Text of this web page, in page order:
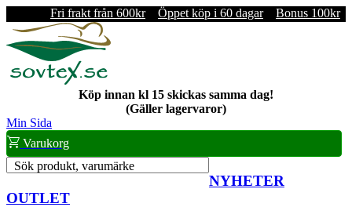
Fri frakt från 600kr Öppet köp i 60 dagar Bonus 100kr
Köp innan kl 15 skickas samma dag!
(Gäller lagervaror)
Min Sida
Varukorg
Sök produkt, varumärke
NYHETER
OUTLET